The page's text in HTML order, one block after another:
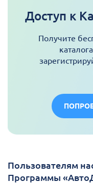
Доступ к
Получите
Пользователям
Программы